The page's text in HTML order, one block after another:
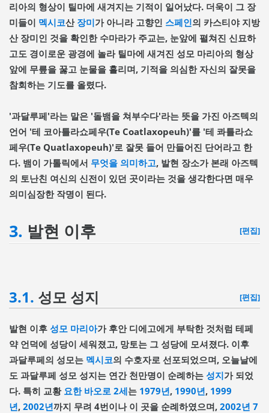
리아의 형상이 틸마에 새겨지는 기적이 일어났다. 더욱이 그 장
미들이 멕시코산 장미가 아니라 고향인 스페인의 카스티야 지방
산 장미인 것을 확인한 수마라가 주교는, 눈앞에 펼쳐진 신묘하
고도 경이로운 광경에 놀라 틸마에 새겨진 성모 마리아의 형상
앞에 무릎을 꿇고 눈물을 흘리며, 기적을 의심한 자신의 잘못을
참회하는 기도를 올렸다.
'과달루페'라는 말은 '돌뱀을 쳐부수다'라는 뜻을 가진 아즈텍의
언어 '테 코아틀라쇼페우(Te Coatlaxopeuh)'를 '테 콰틀라쇼
페우(Te Quatlaxopeuh)'로 잘못 들어 만들어진 단어라고 한
다. 뱀이 가톨릭에서 무엇을 의미하고, 발현 장소가 본래 아즈텍
의 토난친 여신의 신전이 있던 곳이라는 것을 생각한다면 매우
의미심장한 작명이 된다.
3. 발현 이후 [편집]
3.1. 성모 성지 [편집]
발현 이후 성모 마리아가 후안 디에고에게 부탁한 것처럼 테페
약 언덕에 성당이 세워졌고, 망토는 그 성당에 모셔졌다. 이후
과달루페의 성모는 멕시코의 수호자로 선포되었으며, 오늘날에
도 과달루페 성모 성지는 연간 천만명이 순례하는 성지가 되었
다. 특히 교황 요한 바오로 2세는 1979년, 1990년, 1999
년, 2002년까지 무려 4번이나 이 곳을 순례하였으며, 2002년 7